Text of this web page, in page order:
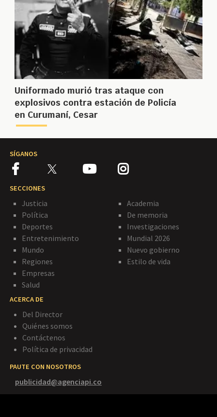
Uniformado murió tras ataque con
explosivos contra estación de Policía
en Curumaní, Cesar
SÍGANOS
SECCIONES
Justicia
Política
Deportes
Entretenimiento
Mundo
Regiones
Empresas
Salud
Academia
De memoria
Investigaciones
Mundial 2026
Nuevo gobierno
Estilo de vida
ACERCA DE
Del Director
Quiénes somos
Contáctenos
Política de privacidad
PAUTE CON NOSOTROS
publicidad@agenciapi.co